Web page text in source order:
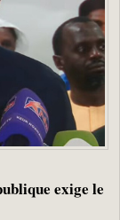
exige le